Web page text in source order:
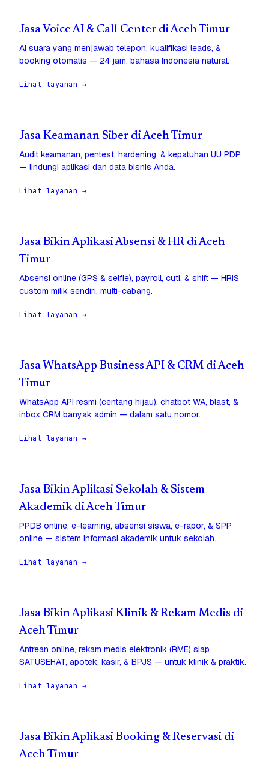
Jasa Voice AI & Call Center di Aceh Timur
AI suara yang menjawab telepon, kualifikasi leads, &
booking otomatis — 24 jam, bahasa Indonesia natural.
Lihat layanan →
Jasa Keamanan Siber di Aceh Timur
Audit keamanan, pentest, hardening, & kepatuhan UU PDP
— lindungi aplikasi dan data bisnis Anda.
Lihat layanan →
Jasa Bikin Aplikasi Absensi & HR di Aceh
Timur
Absensi online (GPS & selfie), payroll, cuti, & shift — HRIS
custom milik sendiri, multi-cabang.
Lihat layanan →
Jasa WhatsApp Business API & CRM di Aceh
Timur
WhatsApp API resmi (centang hijau), chatbot WA, blast, &
inbox CRM banyak admin — dalam satu nomor.
Lihat layanan →
Jasa Bikin Aplikasi Sekolah & Sistem
Akademik di Aceh Timur
PPDB online, e-learning, absensi siswa, e-rapor, & SPP
online — sistem informasi akademik untuk sekolah.
Lihat layanan →
Jasa Bikin Aplikasi Klinik & Rekam Medis di
Aceh Timur
Antrean online, rekam medis elektronik (RME) siap
SATUSEHAT, apotek, kasir, & BPJS — untuk klinik & praktik.
Lihat layanan →
Jasa Bikin Aplikasi Booking & Reservasi di
Aceh Timur